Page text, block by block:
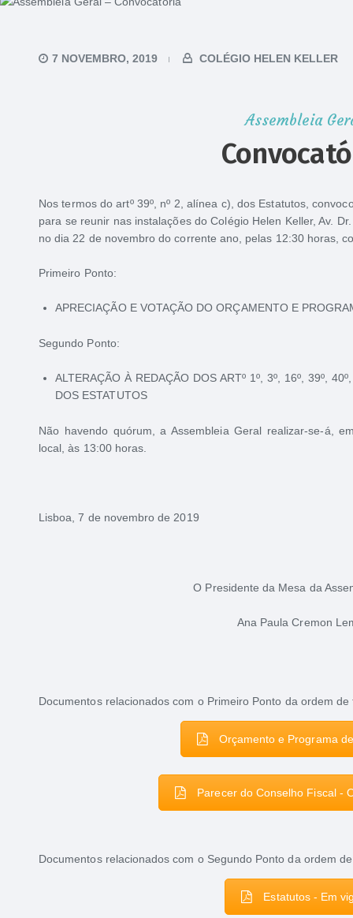
7 NOVEMBRO, 2019 COLÉGIO HELEN KELLER
Assembleia
Nos termos do artº 39º, nº 2, alínea c), dos Estatutos,
para se reunir nas instalações do Colégio Helen Keller, Av.
no dia 22 de novembro do corrente ano, pelas 12:30 horas,
Primeiro Ponto:
APRECIAÇÃO E VOTAÇÃO DO ORÇAMENTO E
Segundo Ponto:
ALTERAÇÃO À REDAÇÃO DOS ARTº 1º, 3º, 16º, 39º,
DOS ESTATUTOS
Não havendo quórum, a Assembleia Geral realizar-se-á,
local, às 13:00 horas.
Lisboa, 7 de novembro de 2019
O Presidente da Mesa da
Ana Paula Cremon
Documentos relacionados com o Primeiro Ponto da ordem de
Orçamento e Programa
Parecer do Conselho Fiscal -
Documentos relacionados com o Segundo Ponto da ordem
Estatutos - Em